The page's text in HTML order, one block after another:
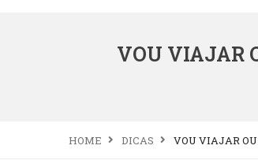
VOU VIAJAR
HOME DICAS VOU VIAJAR OU